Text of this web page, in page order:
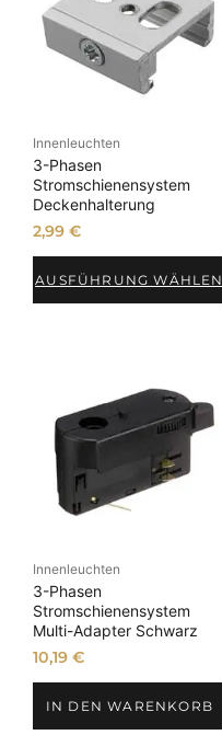
Innenleuchten
3-Phasen
Stromschienensystem
Deckenhalterung
2,99€
AUSFÜHRUNG WÄHLEN
Innenleuchten
3-Phasen
Stromschienensystem
Multi-Adapter Schwarz
10,19€
IN DEN WARENKORB